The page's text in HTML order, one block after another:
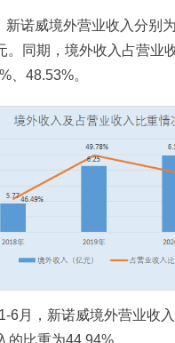
新诺威境外营业收入分别
。同期，境外收入占营业
、48.53%。
6月，新诺威境外营业收
的比重为44.94%。